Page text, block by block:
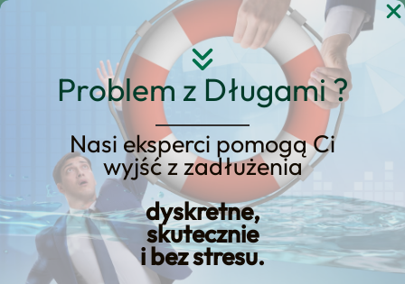
Problem z Długami ?
Nasi eksperci pomogą Ci
wyjść z zadłużenia
dyskretne,
skutecznie
i bez stresu.
Przejdź
KREDYT123.PL – OFERTA SPRZEDAŻOWA
upadlosc konsumencka
uk